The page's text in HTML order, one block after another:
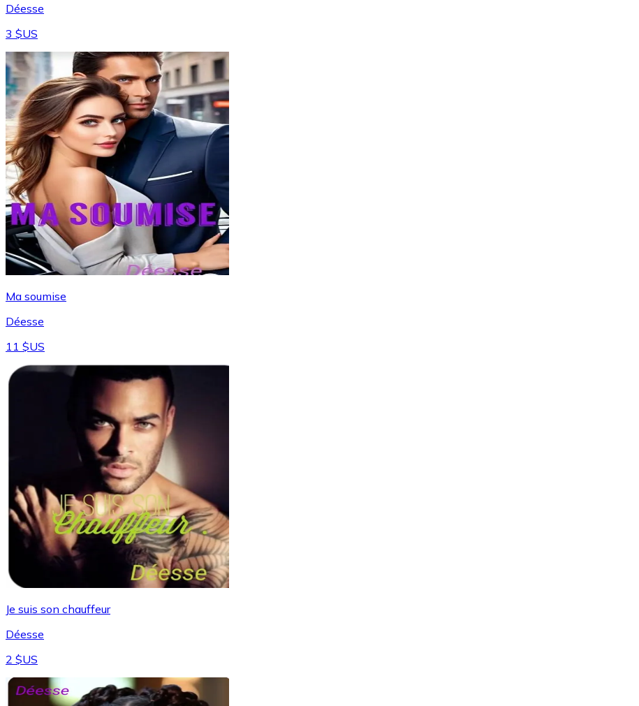
Déesse
3 $US
Ma soumise
Déesse
11 $US
Je suis son chauffeur
Déesse
2 $US